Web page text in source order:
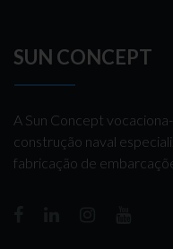
SUN CONCEPT
A Sun Concept
construção naval
fabricação de